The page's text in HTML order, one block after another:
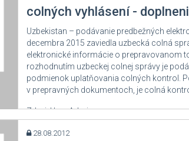
colných vyhlásení -
Uzbekistan – podávanie predbežných
decembra 2015 zaviedla uzbecká colná
elektronické informácie o prepravovanom
rozhodnutím uzbeckej colnej správy je
podmienok uplatňovania colných kontrol.
v prepravných dokumentoch, je colná
Zdroj: User Admin
28.08.2012